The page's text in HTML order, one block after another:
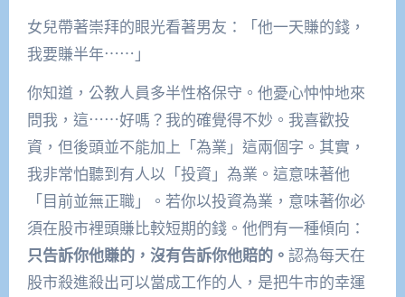
女兒帶著崇拜的眼光看著男友：「他一天賺的錢，
我要賺半年⋯⋯」
你知道，公教人員多半性格保守。他憂心忡忡地來
問我，這⋯⋯好嗎？我的確覺得不妙。我喜歡投
資，但後頭並不能加上「為業」這兩個字。其實，
我非常怕聽到有人以「投資」為業。這意味著他
「目前並無正職」。若你以投資為業，意味著你必
須在股市裡頭賺比較短期的錢。他們有一種傾向：
只告訴你他賺的，沒有告訴你他賠的。 認為每天在
股市殺進殺出可以當成工作的人，是把牛市的幸運